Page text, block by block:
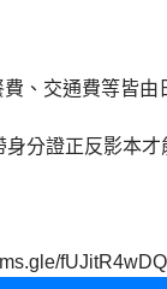
、交通費等皆
分證正反影本才